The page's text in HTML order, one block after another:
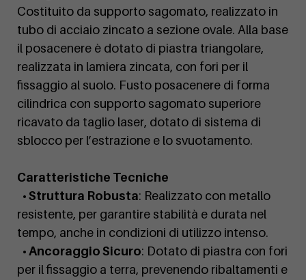
Costituito da supporto sagomato, realizzato in
tubo di acciaio zincato a sezione ovale. Alla base
il posacenere è dotato di piastra triangolare,
realizzata in lamiera zincata, con fori per il
fissaggio al suolo. Fusto posacenere di forma
cilindrica con supporto sagomato superiore
ricavato da taglio laser, dotato di sistema di
sblocco per l’estrazione e lo svuotamento.
Caratteristiche Tecniche
• Struttura Robusta: Realizzato con metallo
resistente, per garantire stabilità e durata nel
tempo, anche in condizioni di utilizzo intenso.
• Ancoraggio Sicuro: Dotato di piastra con fori
per il fissaggio a terra, prevenendo ribaltamenti e